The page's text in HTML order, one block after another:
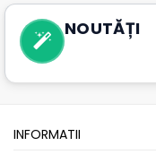
NOUTĂȚI
INFORMATII